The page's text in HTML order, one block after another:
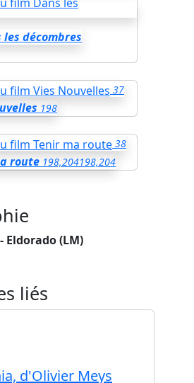
les décombres
37
198
38
route 198,204198,204
Eldorado (LM)
liés
d'Olivier Meys